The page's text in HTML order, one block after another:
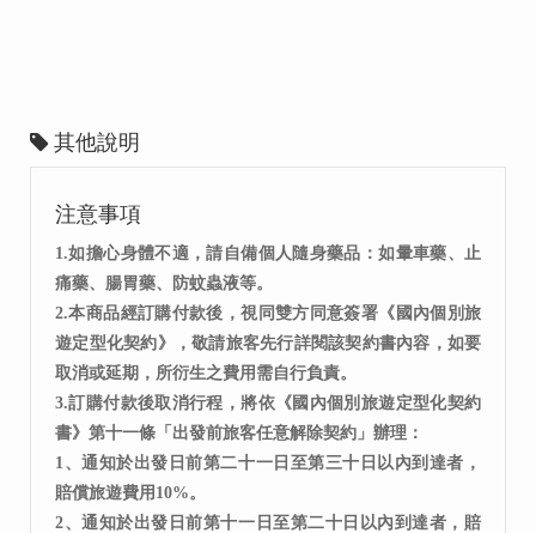
其他說明
注意事項
1.如擔心身體不適，請自備個人隨身藥品：如暈車藥、止
痛藥、腸胃藥、防蚊蟲液等。
2.本商品經訂購付款後，視同雙方同意簽署《國內個別旅
遊定型化契約》，敬請旅客先行詳閱該契約書內容，如要
取消或延期，所衍生之費用需自行負責。
3.訂購付款後取消行程，將依《國內個別旅遊定型化契約
書》第十一條「出發前旅客任意解除契約」辦理：
1、通知於出發日前第二十一日至第三十日以內到達者，
賠償旅遊費用10%。
2、通知於出發日前第十一日至第二十日以內到達者，賠